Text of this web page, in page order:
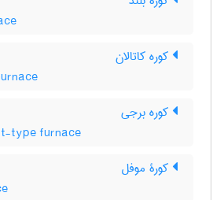
کوره کاتالان
کوره برجی
type furnace
کورۀ موفل